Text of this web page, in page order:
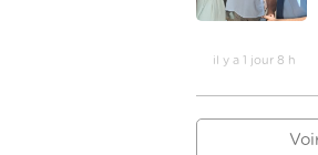
il y a 1 jour 8 h